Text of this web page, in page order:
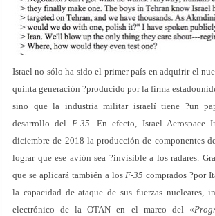
Israel no sólo ha sido el primer país en adquirir el
quinta generación ?producido por la firma
sino que la industria militar israelí tiene ?un
desarrollo del F-35. En efecto, Israel Aerospace
diciembre de 2018 la producción de componentes
lograr que ese avión sea ?invisible a los radares.
que se aplicará también a losF-35 comprados ?por
la capacidad de ataque de sus fuerzas nucleares,
electrónico de la OTAN en el marco del «